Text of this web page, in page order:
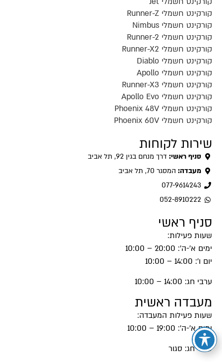
קורקינט חשמלי Runner-Z
קורקינט חשמלי Nimbus
קורקינט חשמלי Runner-2
קורקינט חשמלי Runner-X2
קורקינט חשמלי Diablo
קורקינט חשמלי Apollo
קורקינט חשמלי Runner-X3
קורקינט חשמלי Apollo Evo
קורקינט חשמלי Phoenix 48V
קורקינט חשמלי Phoenix 60V
שירות לקוחות
סניף ראשי: דרך מנחם בגין 92, תל אביב
מעבדה: המסגר 70, תל אביב
077-9614243
052-8910222
סניף ראשי
שעות פעילות:
ימים א'-ה': 20:00 – 10:00
יום ו': 14:00 – 10:00
ערבי חג: 14:00 – 10:00
מעבדה ראשית
שעות פעילות המעבדה:
ימים א'-ה': 19:00 – 10:00
ערבי חג: סגור